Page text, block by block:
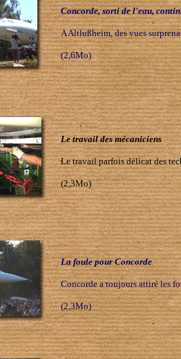
Concorde, sorti de l'eau,
A Altlußheim, des vues
(2,6Mo)
Le travail des mécaniciens
Le travail parfois délicat des
(2,3Mo)
La foule pour Concorde
Concorde a toujours attiré les
(2,3Mo)